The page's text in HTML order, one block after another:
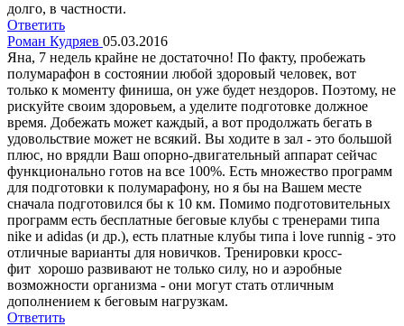
долго, в частности.
Ответить
Роман Кудряев 05.03.2016
Яна, 7 недель крайне не достаточно! По факту, пробежать
полумарафон в состоянии любой здоровый человек, вот
только к моменту финиша, он уже будет нездоров. Поэтому, не
рискуйте своим здоровьем, а уделите подготовке должное
время. Добежать может каждый, а вот продолжать бегать в
удовольствие может не всякий. Вы ходите в зал - это большой
плюс, но врядли Ваш опорно-двигательный аппарат сейчас
функционально готов на все 100%. Есть множество программ
для подготовки к полумарафону, но я бы на Вашем месте
сначала подготовился бы к 10 км. Помимо подготовительных
программ есть бесплатные беговые клубы с тренерами типа
nike и adidas (и др.), есть платные клубы типа i love runnig - это
отличные варианты для новичков. Тренировки кросс-
фит хорошо развивают не только силу, но и аэробные
возможности организма - они могут стать отличным
дополнением к беговым нагрузкам.
Ответить